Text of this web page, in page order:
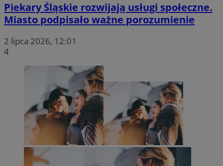
Piekary Śląskie rozwijają usługi społeczne.
Miasto podpisało ważne porozumienie
2 lipca 2026, 12:01
4